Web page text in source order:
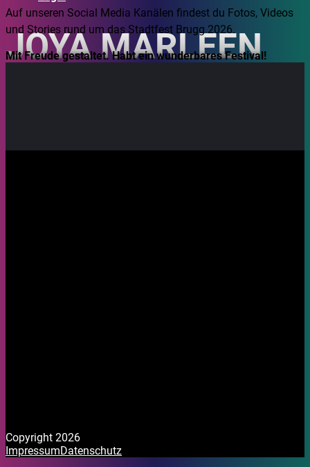
JOYA MARLEEN
Auf unseren Social Media Kanälen findest du Fotos, Videos
und Stories rund um das Stadtfest Brugg 2026.
Mit Freude gestaltet. Habt ein wunderbares Festival!
Copyright 2026
ImpressumDatenschutz